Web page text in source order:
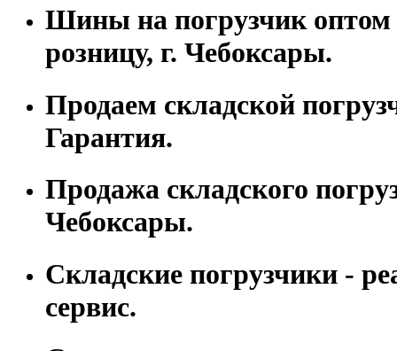
Шины на погрузчик оптом
розницу, г. Чебоксары.
Продаем складской
Гарантия.
Продажа складского
Чебоксары.
Складские погрузчики -
сервис.